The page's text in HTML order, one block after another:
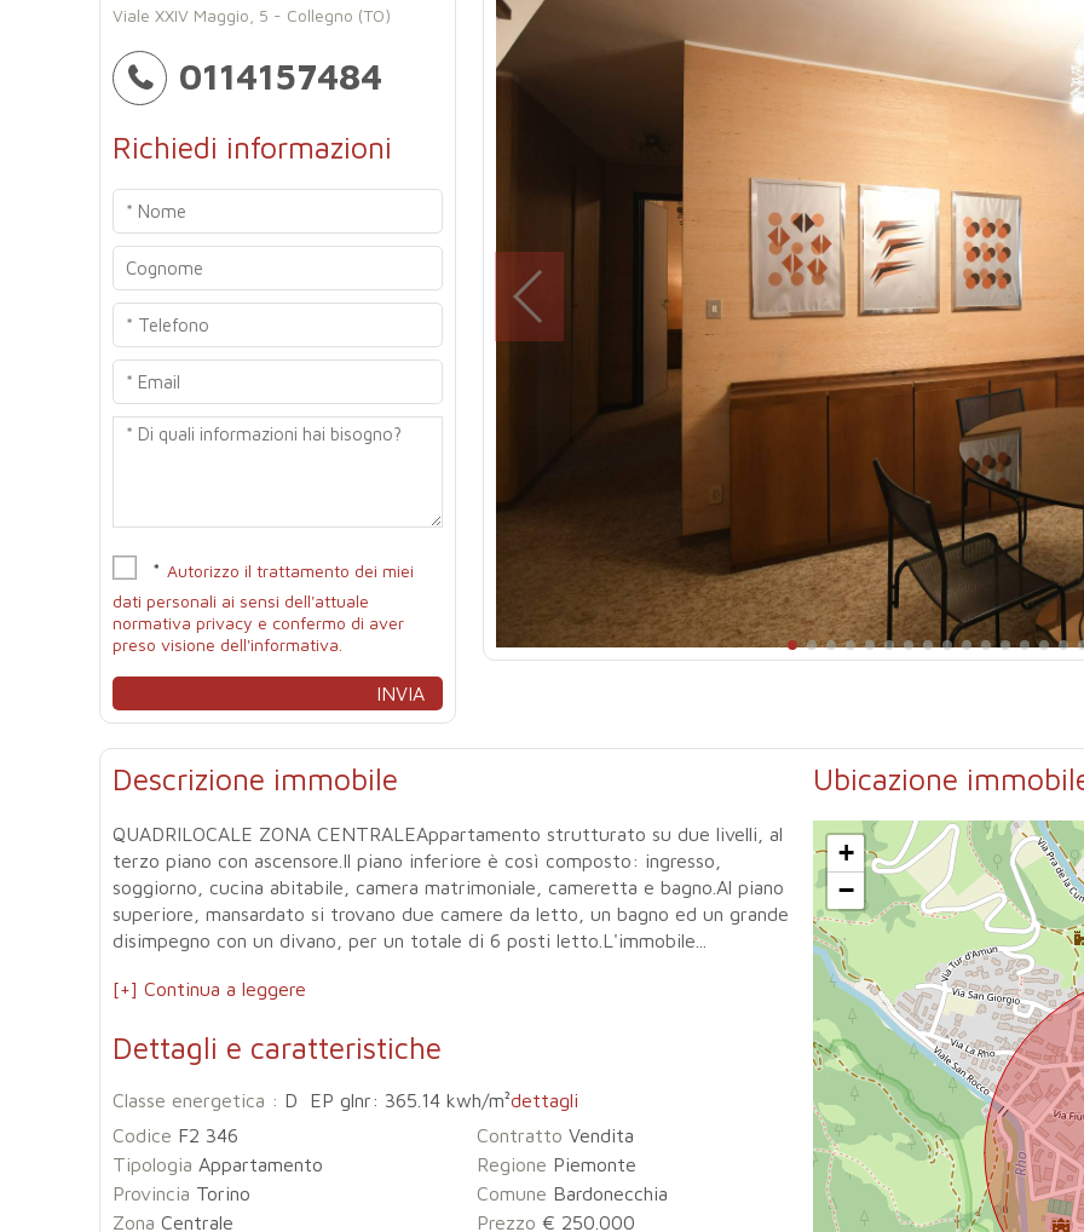
Viale XXIV Maggio, 5 - Collegno (TO)
0114157484
Richiedi informazioni
* Autorizzo il trattamento dei miei
dati personali ai sensi dell'attuale
normativa privacy e confermo di aver
preso visione dell'informativa.
Descrizione immobile
QUADRILOCALE ZONA CENTRALEAppartamento strutturato su due livelli, al
terzo piano con ascensore.Il piano inferiore è così composto: ingresso,
soggiorno, cucina abitabile, camera matrimoniale, cameretta e bagno.Al piano
superiore, mansardato si trovano due camere da letto, un bagno ed un grande
disimpegno con un divano, per un totale di 6 posti letto.L'immobile...
[+] Continua a leggere
Dettagli e caratteristiche
Classe energetica : D EP glnr: 365.14 kwh/m²dettagli
Codice F2 346 Contratto Vendita
Tipologia Appartamento Regione Piemonte
Provincia Torino Comune Bardonecchia
Zona Centrale Prezzo € 250.000
Ubicazione
+
−